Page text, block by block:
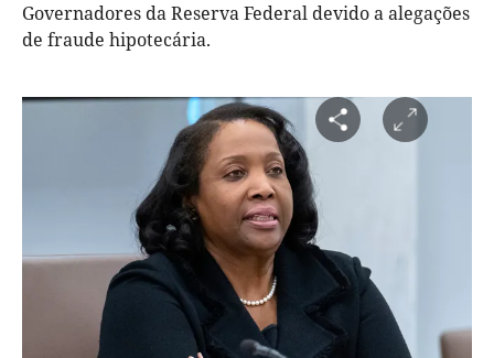
Governadores da Reserva Federal devido a alegações
de fraude hipotecária.